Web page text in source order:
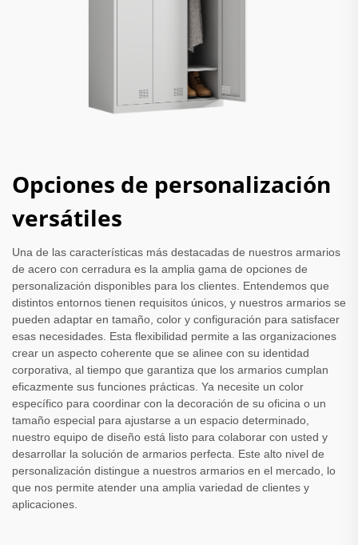
Opciones de personalización
versátiles
Una de las características más destacadas de nuestros armarios
de acero con cerradura es la amplia gama de opciones de
personalización disponibles para los clientes. Entendemos que
distintos entornos tienen requisitos únicos, y nuestros armarios se
pueden adaptar en tamaño, color y configuración para satisfacer
esas necesidades. Esta flexibilidad permite a las organizaciones
crear un aspecto coherente que se alinee con su identidad
corporativa, al tiempo que garantiza que los armarios cumplan
eficazmente sus funciones prácticas. Ya necesite un color
específico para coordinar con la decoración de su oficina o un
tamaño especial para ajustarse a un espacio determinado,
nuestro equipo de diseño está listo para colaborar con usted y
desarrollar la solución de armarios perfecta. Este alto nivel de
personalización distingue a nuestros armarios en el mercado, lo
que nos permite atender una amplia variedad de clientes y
aplicaciones.